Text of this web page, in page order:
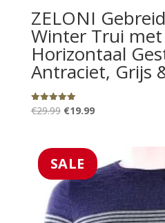
ZELONI
Winter Trui
Horizontaal
Antraciet, Grijs
Gewaardeerd
5.00
€29.99 Oorspronkelijke
€29.99.
€19.99Huidige
€19.99.
SALE